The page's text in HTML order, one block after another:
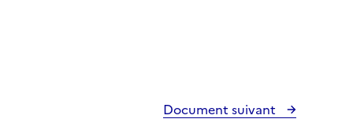
Document suivant